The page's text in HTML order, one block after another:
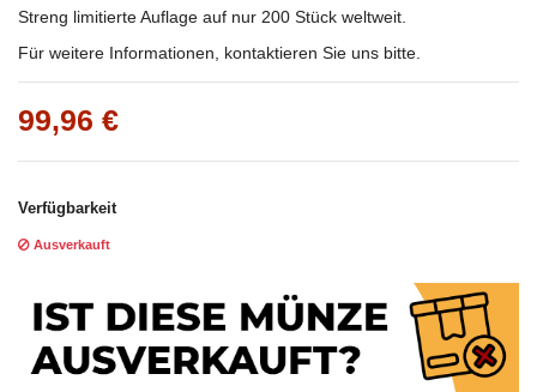
Streng limitierte Auflage auf nur 200 Stück weltweit.
Für weitere Informationen, kontaktieren Sie uns bitte.
99,96 €
Verfügbarkeit
Ausverkauft